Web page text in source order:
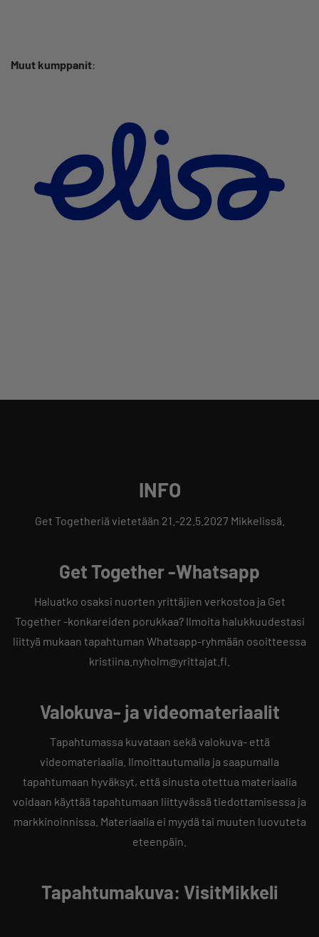
Muut kumppanit:
INFO
Get Togetheriä vietetään 21.-22.5.2027 Mikkelissä.
Get Together -Whatsapp
Haluatko osaksi nuorten yrittäjien verkostoa ja Get
Together -konkareiden porukkaa? Ilmoita halukkuudestasi
liittyä mukaan tapahtuman Whatsapp-ryhmään osoitteessa
kristiina.nyholm@yrittajat.fi.
Valokuva- ja videomateriaalit
Tapahtumassa kuvataan sekä valokuva- että
videomateriaalia. Ilmoittautumalla ja saapumalla
tapahtumaan hyväksyt, että sinusta otettua materiaalia
voidaan käyttää tapahtumaan liittyvässä tiedottamisessa ja
markkinoinnissa. Materiaalia ei myydä tai muuten luovuteta
eteenpäin.
Tapahtumakuva: VisitMikkeli